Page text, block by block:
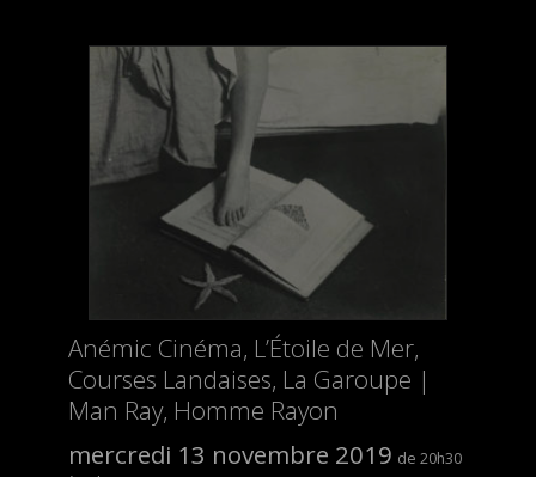
Anémic Cinéma, L’Étoile de Mer,
Courses Landaises, La Garoupe |
Man Ray, Homme Rayon
mercredi 13 novembre 2019
20h30